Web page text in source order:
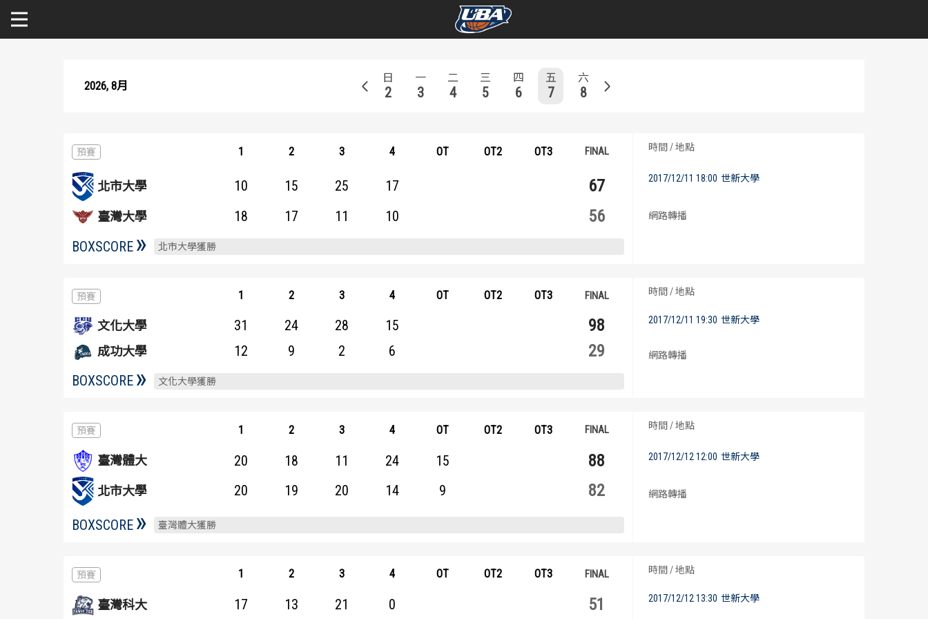
賽事資訊
賽事資訊
二級與一般組
2026, 8月
日
2
一
3
二
4
三
5
四
6
五
7
六
8
1 2 3 4 OT OT2 OT3
北市大學 10 15 25 17
67
56
18 17 11 10
臺灣大學
北市大學獲勝
BOXSCORE
時間 / 地點
2017/12/11 18:00 世新大學
網路轉播
1 2 3 4 OT OT2 OT3
文化大學 31 24 28 15
98
29
12 9 2 6
成功大學
文化大學獲勝
BOXSCORE
時間 / 地點
2017/12/11 19:30 世新大學
網路轉播
1 2 3 4 OT OT2 OT3
臺灣體大 20 18 11 24 15
88
82
20 19 20 14 9
北市大學
臺灣體大獲勝
BOXSCORE
時間 / 地點
2017/12/12 12:00 世新大學
網路轉播
1 2 3 4 OT OT2 OT3
臺灣科大 17 13 21 0 51
時間 / 地點
2017/12/12 13:30 世新大學